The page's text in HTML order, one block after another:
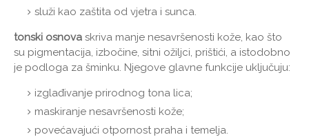
služi kao zaštita od vjetra i sunca.
tonski osnova skriva manje nesavršenosti kože, kao što
su pigmentacija, izbočine, sitni ožiljci, prištići, a istodobno
je podloga za šminku. Njegove glavne funkcije uključuju:
izglađivanje prirodnog tona lica;
maskiranje nesavršenosti kože;
povećavajući otpornost praha i temelja.